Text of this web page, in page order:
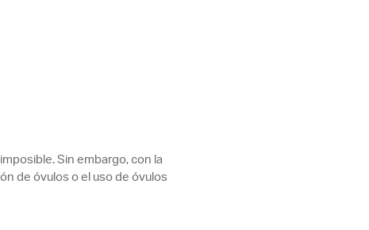
Sin embargo, con la
de óvulos o el uso de óvulos